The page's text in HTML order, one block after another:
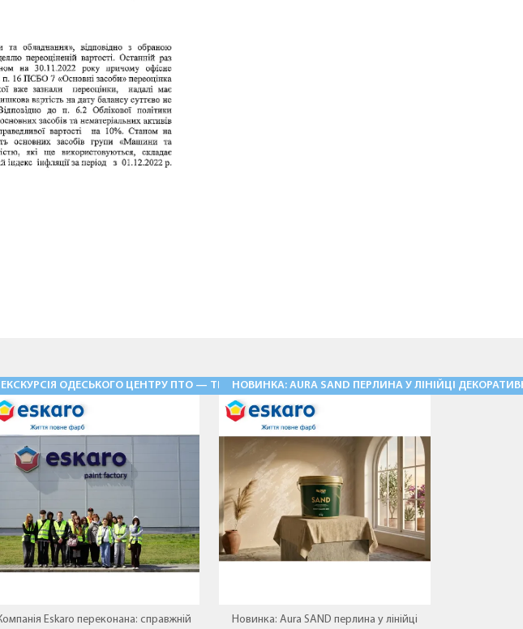
03.08.2026
28.05.2026
ЕКСКУРСІЯ ОДЕСЬКОГО ЦЕНТРУ ПТО — ТРАДИЦІЯ, ЩО ЖИВЕ! 11.05.2026
Eskaro переконана: справжній
НОВИНКА: AURA SAND ПЕРЛИНА У ЛІНІЙЦІ
Новинка: Aura SAND перлина у лінійці